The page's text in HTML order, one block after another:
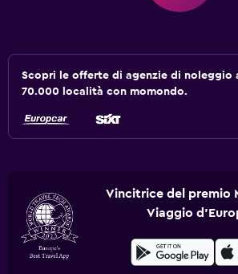
Scopri le offerte di agenzie di noleggio
70.000 località con momondo.
Vincitrice del premio
Viaggio